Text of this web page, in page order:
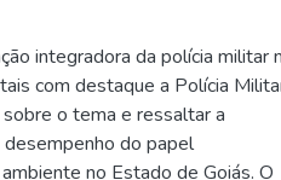
integradora da polícia militar
com destaque a Polícia
o tema e ressaltar a
do papel
no Estado de Goiás. O